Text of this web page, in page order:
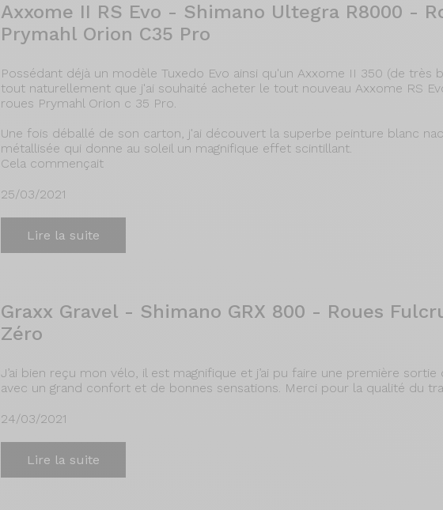
Axxome II RS Evo - Shimano Ultegra R8000 -
Prymahl Orion C35 Pro
Possédant déjà un modèle Tuxedo Evo ainsi qu'un Axxome II 350 (de très
tout naturellement que j'ai souhaité acheter le tout nouveau Axxome RS
roues Prymahl Orion c 35 Pro.
Une fois déballé de son carton, j'ai découvert la superbe peinture blanc
métallisée qui donne au soleil un magnifique effet scintillant.
Cela commençait
25/03/2021
Lire la suite
Graxx Gravel - Shimano GRX 800 - Roues
Zéro
J’ai bien reçu mon vélo, il est magnifique et j’ai pu faire une première sortie
avec un grand confort et de bonnes sensations. Merci pour la qualité du
24/03/2021
Lire la suite